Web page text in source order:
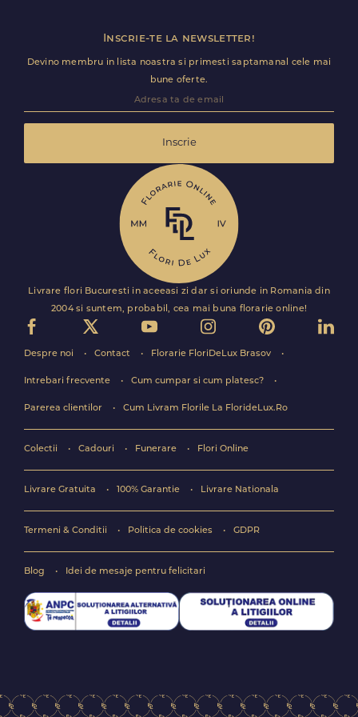
Inscrie-te la newsletter!
Devino membru in lista noastra si primesti saptamanal cele mai
bune oferte.
Inscrie
Livrare flori Bucuresti in aceeasi zi dar si oriunde in Romania din
2004 si suntem, probabil, cea mai buna florarie online!
Despre noi Contact Florarie FloriDeLux Brasov
Intrebari frecvente Cum cumpar si cum platesc?
Parerea clientilor Cum Livram Florile La FlorideLux.Ro
Colectii Cadouri Funerare Flori Online
Livrare Gratuita 100% Garantie Livrare Nationala
Termeni & Conditii Politica de cookies GDPR
Blog Idei de mesaje pentru felicitari